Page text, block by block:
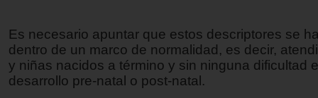
Es necesario apuntar que estos descriptores se
dentro de un marco de normalidad, es decir,
y niñas nacidos a término y sin ninguna dificultad
desarrollo pre-natal o post-natal.